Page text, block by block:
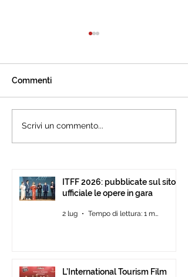
L’International Tourism
Commenti
Scrivi un commento...
ITFF 2026: pubblicate sul sito
ufficiale le opere in gara
2 lug Tempo di lettura: 1 min
L’International Tourism Film